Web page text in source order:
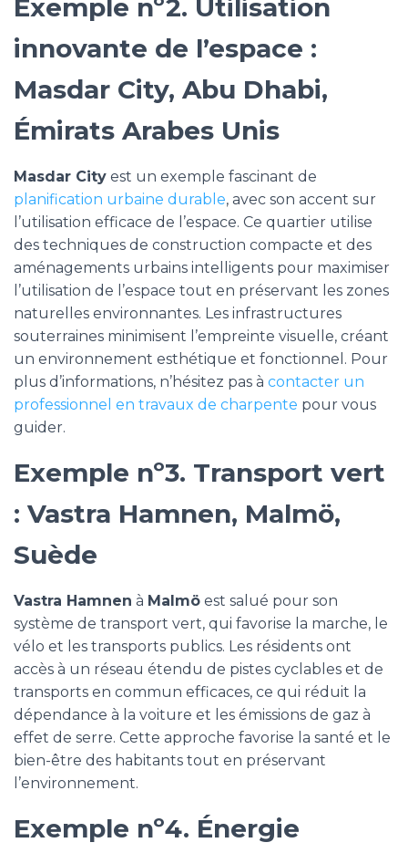
Exemple nº2. Utilisation
innovante de l’espace :
Masdar City, Abu Dhabi,
Émirats Arabes Unis
Masdar City est un exemple fascinant de
planification urbaine durable, avec son accent sur
l’utilisation efficace de l’espace. Ce quartier utilise
des techniques de construction compacte et des
aménagements urbains intelligents pour maximiser
l’utilisation de l’espace tout en préservant les zones
naturelles environnantes. Les infrastructures
souterraines minimisent l’empreinte visuelle, créant
un environnement esthétique et fonctionnel. Pour
plus d’informations, n’hésitez pas à contacter un
professionnel en travaux de charpente pour vous
guider.
Exemple nº3. Transport vert
: Vastra Hamnen, Malmö,
Suède
Vastra Hamnen à Malmö est salué pour son
système de transport vert, qui favorise la marche, le
vélo et les transports publics. Les résidents ont
accès à un réseau étendu de pistes cyclables et de
transports en commun efficaces, ce qui réduit la
dépendance à la voiture et les émissions de gaz à
effet de serre. Cette approche favorise la santé et le
bien-être des habitants tout en préservant
l’environnement.
Exemple nº4. Énergie